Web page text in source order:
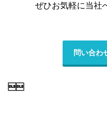
ぜひお気軽に当社
問い合わ
